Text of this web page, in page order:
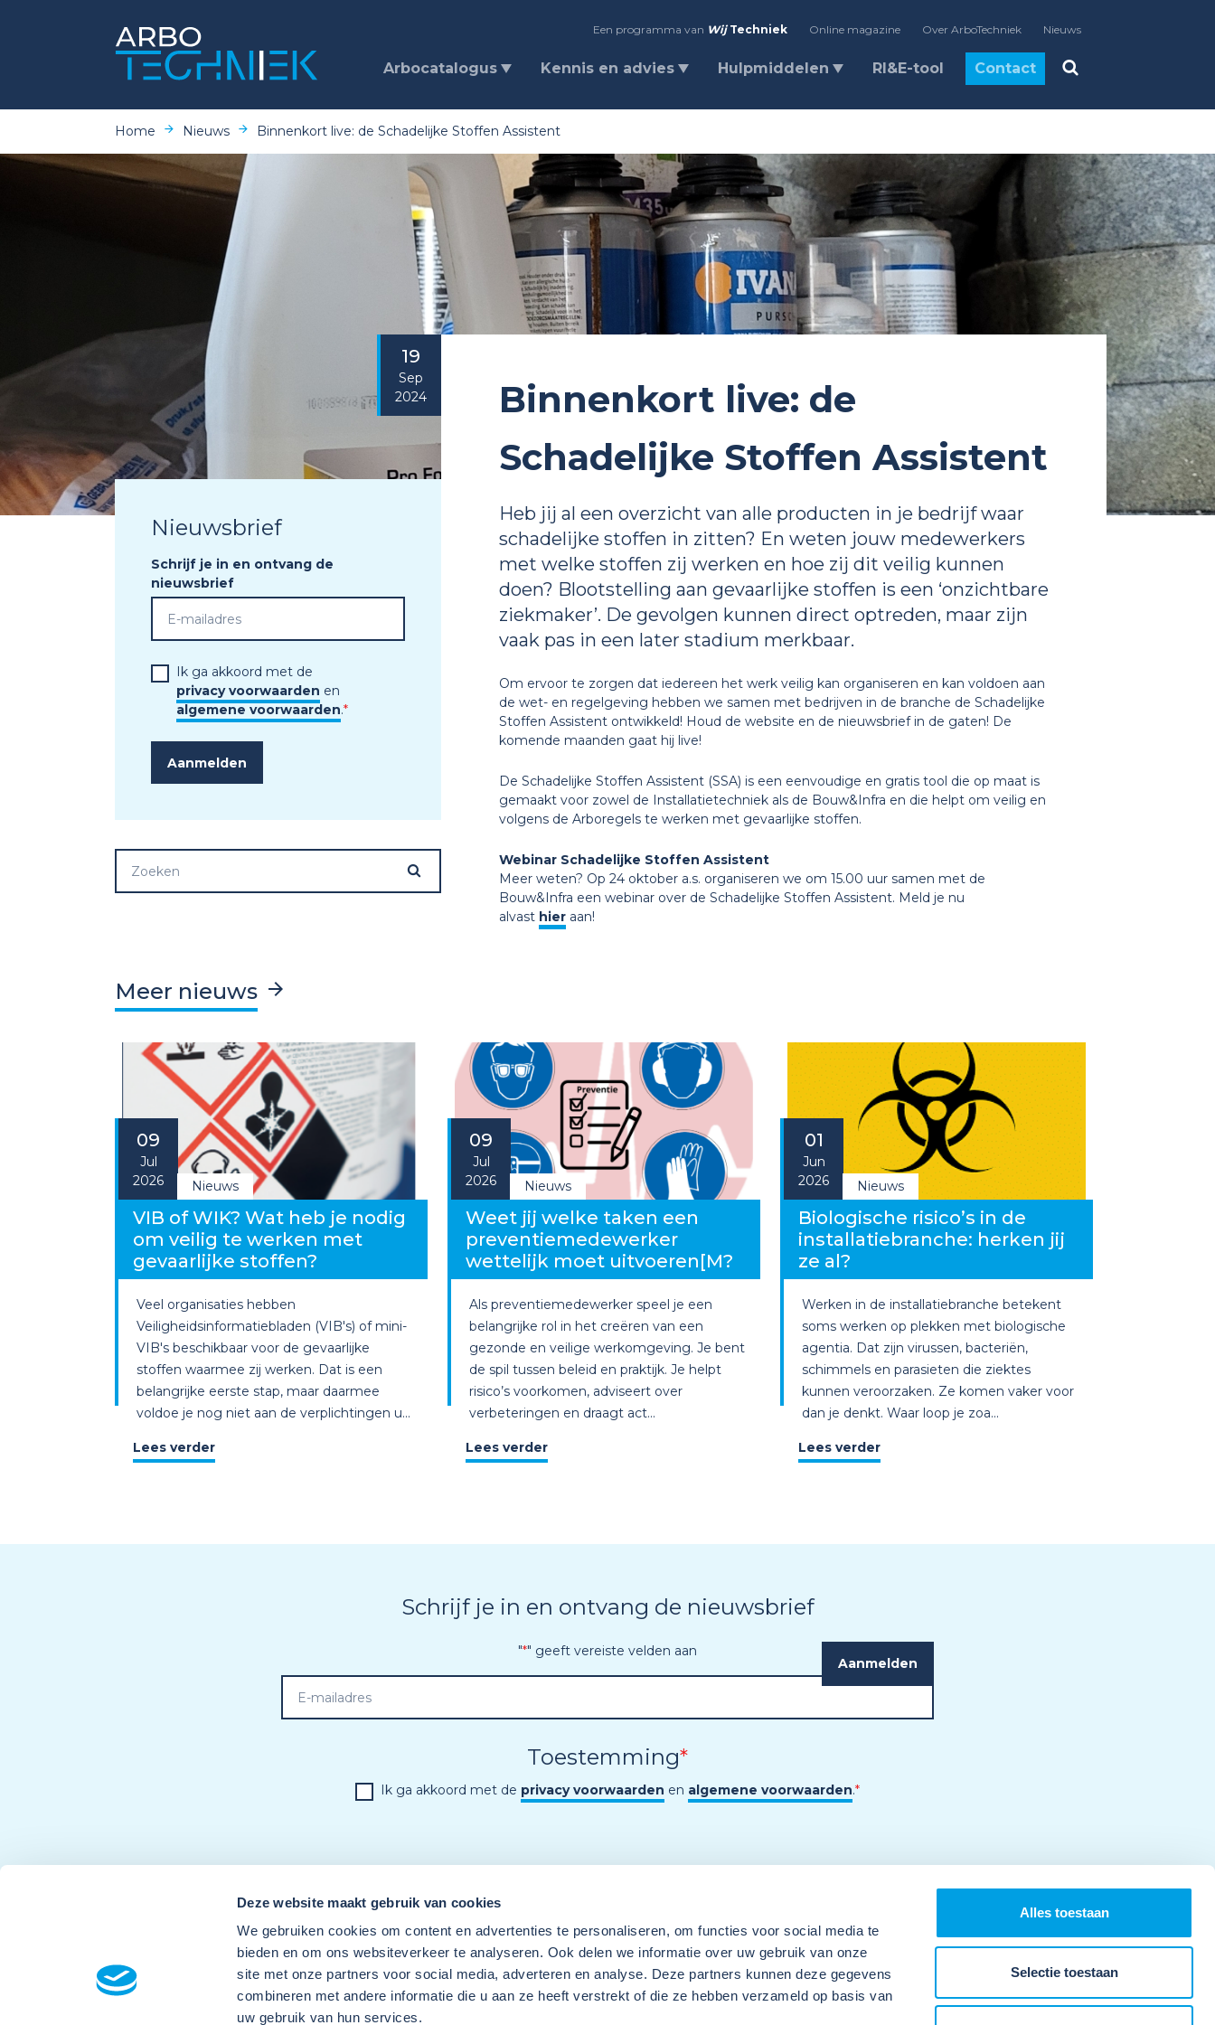
Deze website maakt gebruik van cookies
We gebruiken cookies om content en advertenties te personaliseren, om functies voor social media te
bieden en om ons websiteverkeer te analyseren. Ook delen we informatie over uw gebruik van onze
site met onze partners voor social media, adverteren en analyse. Deze partners kunnen deze gegevens
combineren met andere informatie die u aan ze heeft verstrekt of die ze hebben verzameld op basis van
uw gebruik van hun services.
Alles toestaan
Selectie toestaan
Een programma van Wij Techniek Online magazine Over ArboTechniek Nieuws
Arbocatalogus Kennis en advies Hulpmiddelen RI&E-tool Contact
Home Nieuws Binnenkort live: de Schadelijke Stoffen Assistent
19
Sep
2024
Binnenkort live: de
Schadelijke Stoffen Assistent
Heb jij al een overzicht van alle producten in je bedrijf waar
schadelijke stoffen in zitten? En weten jouw medewerkers
met welke stoffen zij werken en hoe zij dit veilig kunnen
doen? Blootstelling aan gevaarlijke stoffen is een ‘onzichtbare
ziekmaker’. De gevolgen kunnen direct optreden, maar zijn
vaak pas in een later stadium merkbaar.
Om ervoor te zorgen dat iedereen het werk veilig kan organiseren en kan voldoen aan
de wet- en regelgeving hebben we samen met bedrijven in de branche de Schadelijke
Stoffen Assistent ontwikkeld! Houd de website en de nieuwsbrief in de gaten! De
komende maanden gaat hij live!
De Schadelijke Stoffen Assistent (SSA) is een eenvoudige en gratis tool die op maat is
gemaakt voor zowel de Installatietechniek als de Bouw&Infra en die helpt om veilig en
volgens de Arboregels te werken met gevaarlijke stoffen.
Webinar Schadelijke Stoffen Assistent
Meer weten? Op 24 oktober a.s. organiseren we om 15.00 uur samen met de
Bouw&Infra een webinar over de Schadelijke Stoffen Assistent. Meld je nu
alvast hier aan!
Nieuwsbrief
Schrijf je in en ontvang de
nieuwsbrief
Ik ga akkoord met de
privacy voorwaarden en
algemene voorwaarden.*
Meer nieuws
09
Jul
2026
Nieuws
VIB of WIK? Wat heb je nodig
om veilig te werken met
gevaarlijke stoffen?
Veel organisaties hebben
Veiligheidsinformatiebladen (VIB's) of mini-
VIB's beschikbaar voor de gevaarlijke
stoffen waarmee zij werken. Dat is een
belangrijke eerste stap, maar daarmee
voldoe je nog niet aan de verplichtingen u...
Lees verder
09
Jul
2026
Nieuws
Weet jij welke taken een
preventiemedewerker
wettelijk moet uitvoeren[M?
Als preventiemedewerker speel je een
belangrijke rol in het creëren van een
gezonde en veilige werkomgeving. Je bent
de spil tussen beleid en praktijk. Je helpt
risico’s voorkomen, adviseert over
verbeteringen en draagt act...
Lees verder
01
Jun
2026
Nieuws
Biologische risico’s in de
installatiebranche: herken jij
ze al?
Werken in de installatiebranche betekent
soms werken op plekken met biologische
agentia. Dat zijn virussen, bacteriën,
schimmels en parasieten die ziektes
kunnen veroorzaken. Ze komen vaker voor
dan je denkt. Waar loop je zoa...
Lees verder
Schrijf je in en ontvang de nieuwsbrief
"*" geeft vereiste velden aan
Toestemming*
Ik ga akkoord met de privacy voorwaarden en algemene voorwaarden.*